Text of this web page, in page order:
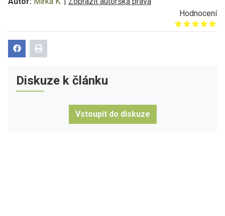
Hodnocení
Give it 1/5
Give it 2/5
Give it 3/5
Give it 4/5
Give it 5/5
Diskuze k článku
Vstoupit do diskuze